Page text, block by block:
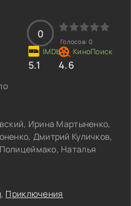
0
Голосов: 0
5.1 4.6
Ирина Мартыненко,
Дмитрий Куличков,
Наталья
, Приключения